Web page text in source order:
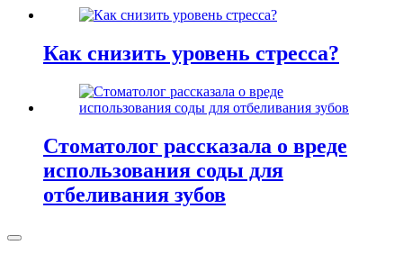
Как снизить уровень стресса?
Стоматолог рассказала о вреде
использования соды для
отбеливания зубов